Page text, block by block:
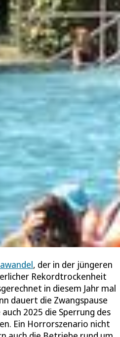
, der in der jüngeren
Rekordtrockenheit
in diesem Jahr mal
dauert die Zwangspause
2025 die Sperrung des
Ein Horrorszenario nicht